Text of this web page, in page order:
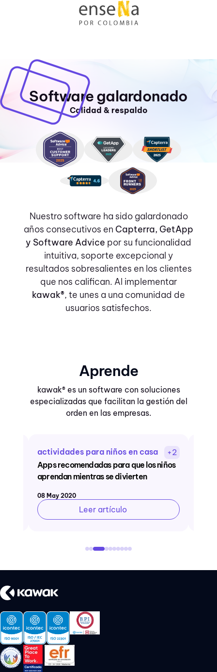
Software galardonado
Calidad & respaldo
Nuestro software ha sido galardonado
años consecutivos en Capterra, GetApp
y Software Advice por su funcionalidad
intuitiva, soporte excepcional y
resultados sobresalientes en los clientes
que nos califican. Al implementar
kawak®, te unes a una comunidad de
usuarios satisfechos.
Aprende
kawak® es un software con soluciones
especializadas que facilitan la gestión del
orden en las empresas.
actividades para niños en casa
+2
Apps recomendadas para que los niños
aprendan mientras se divierten
08 May 2020
Leer artículo